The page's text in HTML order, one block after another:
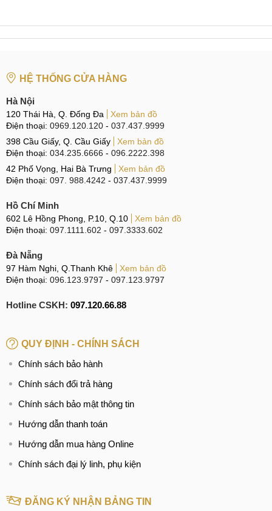
trí sống động, mượt mà.
Màn hình 6,1 inch Dynamic AMOLED 2X 120Hz
Ngoài ra, cảm biến vân tay Samsung được tích hợp vào
màn hình giúp nhận diện nhanh chóng, giúp dữ liệu của bạn
an toàn và thuận tiện hơn trong quá trình sử dụng.
Samsung Galaxy S22 vẫn có 2 phiên bản CPU:
Snapdragon 8 Gen 1 rất mạnh mẽ và có thể đáp ứng mọi
vẫn tốt hơn về mọi mặt, đặc biệt là khi chơi game, vì GPU
Adreno 730 xử lý đồ họa nặng tốt hơn Xclipse 920 chạy
Camera 50MP OIS, chất lượng cao
Camera của Galaxy S22 là một cải tiến đáng giá, với thiết bị
selfie đẹp tuyệt vời và làm nổi bật chủ thể, tái tạo tông màu
da tươi tắn.
Camera sau được trang bị cảm biến chính 50MP, một
camera góc siêu rộng 12MP và một camera tele 10MP, giúp
HỆ THỐNG CỬA HÀNG
Hà Nội
120 Thái Hà, Q. Đống Đa
Xem bản đồ
Điện thoại: 0969.120.120 - 037.437.9999
398 Cầu Giấy, Q. Cầu Giấy
Xem bản đồ
Điện thoại: 034.235.6666 - 096.2222.398
42 Phố Vọng, Hai Bà Trưng
Xem bản đồ
Điện thoại: 097. 988.4242 - 037.437.9999
Hồ Chí Minh
602 Lê Hồng Phong, P.10, Q.10
Xem bản đồ
Điện thoại: 097.1111.602 - 097.3333.602
Đà Nẵng
97 Hàm Nghi, Q.Thanh Khê
Xem bản đồ
Điện thoại: 096.123.9797 - 097.123.9797
Hotline CSKH: 097.120.66.88
QUY ĐỊNH - CHÍNH SÁCH
Chính sách bảo hành
Chính sách đổi trả hàng
Chính sách bảo mật thông tin
Hướng dẫn thanh toán
Hướng dẫn mua hàng Online
Chính sách đại lý linh, phụ kiện
ĐĂNG KÝ NHẬN BẢNG TIN